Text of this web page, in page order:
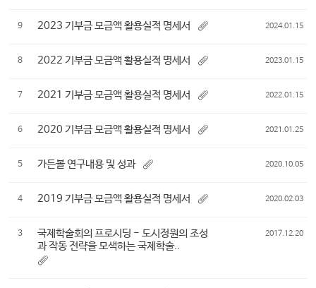
9 2023 기부금 모금액 활용실적 명세서 2024.01.15
8 2022 기부금 모금액 활용실적 명세서 2023.01.15
7 2021 기부금 모금액 활용실적 명세서 2022.01.15
6 2020 기부금 모금액 활용실적 명세서 2021.01.25
5 가든볼 연구내용 및 성과 2020.10.05
4 2019 기부금 모금액 활용실적 명세서 2020.02.03
3
국제학술회의 프로시딩 - 도시정원의 조성
과 작동 전략을 모색하는 국제학술..
2017.12.20